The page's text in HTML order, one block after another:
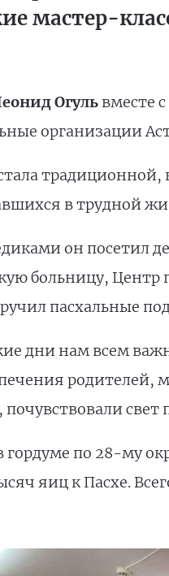
мастер-
Огульвместе
организации
в трудной
он посетил
больницу,
пасхальные
дни нам всем
по 28-му
яиц к Пасхе.